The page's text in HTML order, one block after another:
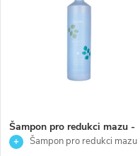
Šampon pro redukci mazu -
Balance - Echosline - 1000 ml
Šampon pro redukci mazu